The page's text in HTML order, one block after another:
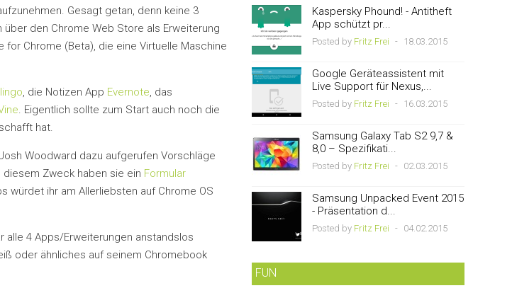
Gesagt getan, denn keine 3
den Chrome Web Store als Erweiterung
Chrome (Beta), die eine Virtuelle Maschine
, die Notizen App Evernote, das
. Eigentlich sollte zum Start auch noch die
hat.
Woodward dazu aufgerufen Vorschläge
Zweck haben sie ein Formular
würdet ihr am Allerliebsten auf Chrome OS
alle 4 Apps/Erweiterungen anstandslos
oder ähnliches auf seinem Chromebook
Kaspersky Phound! - Antitheft
App schützt pr...
Posted by Fritz Frei - 18.03.2015
Google Geräteassistent mit
Live Support für Nexus,...
Posted by Fritz Frei - 16.03.2015
Samsung Galaxy Tab S2 9,7 &
8,0 – Spezifikati...
Posted by Fritz Frei - 02.03.2015
Samsung Unpacked Event 2015
- Präsentation d...
Posted by Fritz Frei - 04.02.2015
FUN